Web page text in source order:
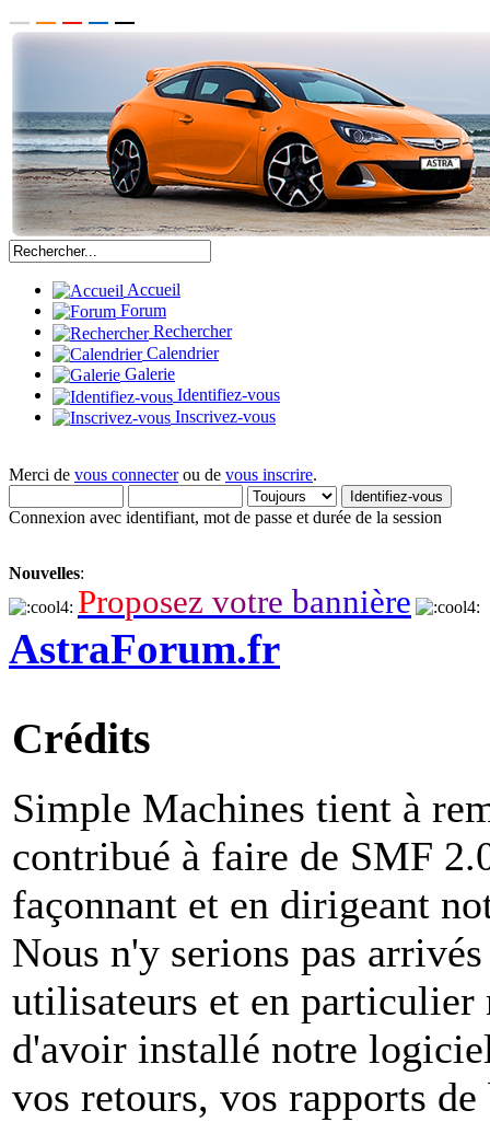
Accueil
Forum
Rechercher
Calendrier
Galerie
Identifiez-vous
Inscrivez-vous
Merci de vous connecterou de vous inscrire.
Connexion avec identifiant, mot de passe et durée de la session
Nouvelles:
Proposez votre bannière
AstraForum.fr
Crédits
Simple Machines tient à
contribué à faire de SMF
façonnant et en dirigeant
Nous n'y serions pas
utilisateurs et en
d'avoir installé notre
vos retours, vos rapports